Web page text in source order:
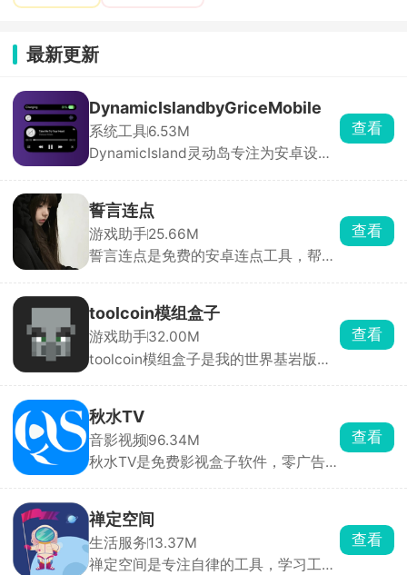
最新更新
DynamicIslandbyGriceMobile
系统工具6.53M
DynamicIsland灵动岛专注为安卓设备
动岛的尺寸、位置、圆角、透明度，到
组件样式、通知动效、配色主题、交互
逻辑均可自由调节，用户可根据机型与
审美打造独一无二的桌面形态。
查看
誓言连点
游戏助手25.66M
誓言连点是免费的安卓连点工具，帮你
制一整套手势循环回放。参数可以自由
调整，间隔能设到毫秒，还带随机偏移
和抖动，更像真人操作，不容易被检
测。
查看
toolcoin模组盒子
游戏助手32.00M
toolcoin模组盒子是我的世界基岩版模
致闪退，点一下直接导入游戏。换装、
改画面质感直接套用，还能提前预览皮
肤全身效果，挑起来很直观。还能上传
自制皮肤、模组、地图分享给其他玩
查看
秋水TV
音影视频96.34M
秋水TV是免费影视盒子软件，零广告免
艺、动漫、纪录片全都有，播放支持多
条线路切换，家里网络卡顿可以切换
源，清晰度从标清到蓝光自由选。
查看
禅定空间
生活服务13.37M
禅定空间是专注自律的工具，学习工作
查看